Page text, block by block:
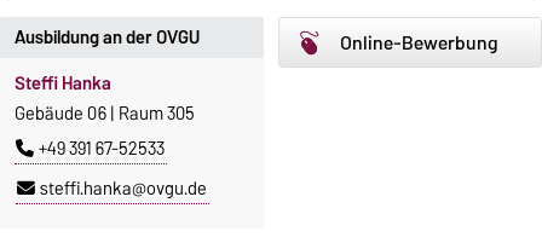
Online-Bewerbung
Ausbildung an der OVGU
Steffi Hanka
Gebäude 06 | Raum 305
+49 391 67-52533
steffi.hanka@ovgu.de